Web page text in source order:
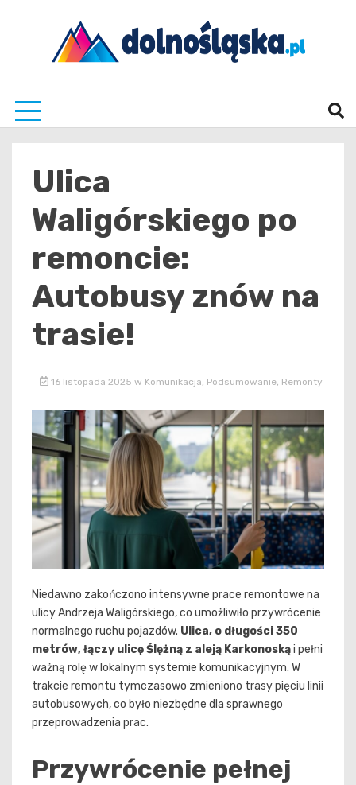
Ulica
Waligórskiego po
remoncie:
Autobusy znów na
trasie!
16 listopada 2025 w Komunikacja Podsumowanie, Remonty
Niedawno zakończono intensywne prace remontowe na
ulicy Andrzeja Waligórskiego, co umożliwiło przywrócenie
normalnego ruchu pojazdów. Ulica, o długości 350
metrów, łączy ulicę Ślężną z aleją Karkonoskąi pełni
ważną rolę w lokalnym systemie komunikacyjnym. W
trakcie remontu tymczasowo zmieniono trasy pięciu linii
autobusowych, co było niezbędne dla sprawnego
przeprowadzenia prac.
Przywrócenie pełnej